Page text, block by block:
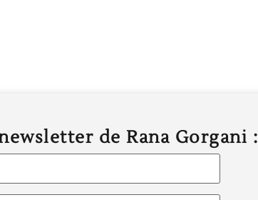
de Rana Gorgani :